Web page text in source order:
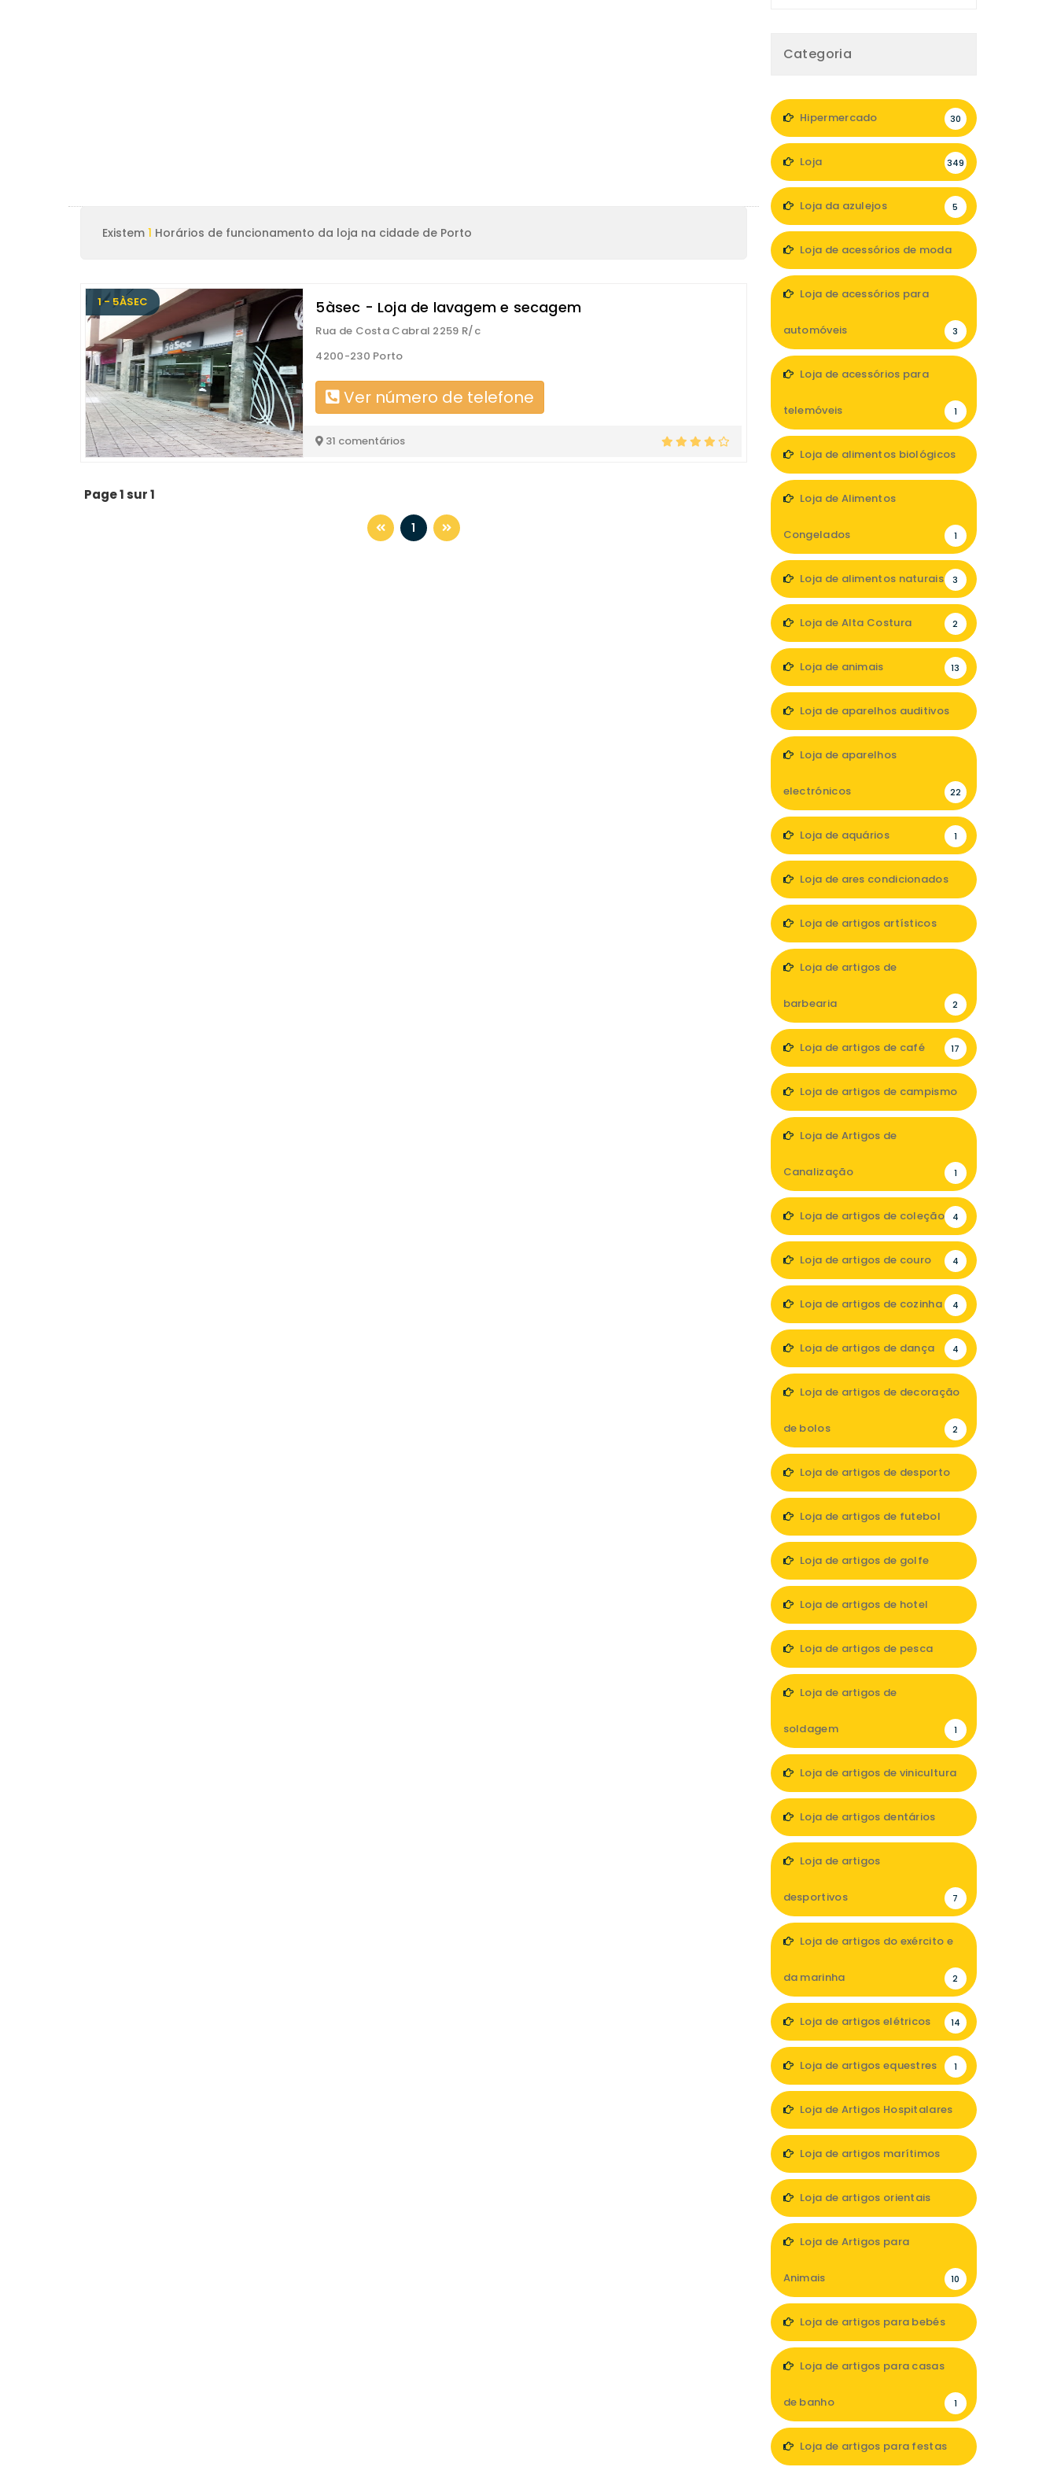
Existem 1 Horários de funcionamento da loja na cidade de Porto
1 - 5ÀSEC 5àsec - Loja de lavagem e secagem
Rua de Costa Cabral 2259 R/c
4200-230 Porto
Ver número de telefone
31 comentários
Page 1 sur 1
1
Categoria
Hipermercado 30
Loja 349
Loja da azulejos 5
Loja de acessórios de moda
Loja de acessórios para
automóveis 3
Loja de acessórios para
telemóveis 1
Loja de alimentos biológicos
Loja de Alimentos
Congelados 1
Loja de alimentos naturais 3
Loja de Alta Costura 2
Loja de animais 13
Loja de aparelhos auditivos
Loja de aparelhos
electrónicos 22
Loja de aquários 1
Loja de ares condicionados
Loja de artigos artísticos
Loja de artigos de
barbearia 2
Loja de artigos de café 17
Loja de artigos de campismo
Loja de Artigos de
Canalização 1
Loja de artigos de coleção 4
Loja de artigos de couro 4
Loja de artigos de cozinha 4
Loja de artigos de dança 4
Loja de artigos de decoração
de bolos 2
Loja de artigos de desporto
Loja de artigos de futebol
Loja de artigos de golfe
Loja de artigos de hotel
Loja de artigos de pesca
Loja de artigos de
soldagem 1
Loja de artigos de vinicultura
Loja de artigos dentários
Loja de artigos
desportivos 7
Loja de artigos do exército e
da marinha 2
Loja de artigos elétricos 14
Loja de artigos equestres 1
Loja de Artigos Hospitalares
Loja de artigos marítimos
Loja de artigos orientais
Loja de Artigos para
Animais 10
Loja de artigos para bebés
Loja de artigos para casas
de banho 1
Loja de artigos para festas